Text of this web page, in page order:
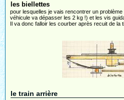
les biellettes
pour lesquelles je vais rencontrer un
véhicule va dépasser les 2 kg !) et les vis
Il va donc falloir les courber après recuit de la
le train arrière